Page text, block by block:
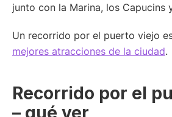
junto con la Marina, los Capucins
Un recorrido por el puerto viejo
mejores atracciones de la ciudad.
Recorrido por el
– qué ver